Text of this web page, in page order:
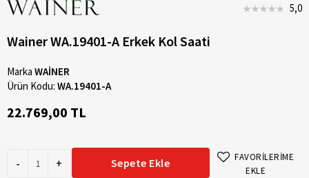
5,0
Wainer WA.19401-A Erkek Kol Saati
Marka WAİNER
Ürün Kodu: WA.19401-A
22.769,00 TL
- + Sepete Ekle
FAVORİLERİME
EKLE